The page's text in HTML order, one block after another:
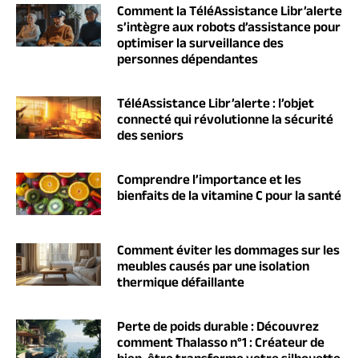
Comment la TéléAssistance Libr’alerte
s’intègre aux robots d’assistance pour
optimiser la surveillance des
personnes dépendantes
TéléAssistance Libr’alerte : l’objet
connecté qui révolutionne la sécurité
des seniors
Comprendre l’importance et les
bienfaits de la vitamine C pour la santé
Comment éviter les dommages sur les
meubles causés par une isolation
thermique défaillante
Perte de poids durable : Découvrez
comment Thalasso n°1 : Créateur de